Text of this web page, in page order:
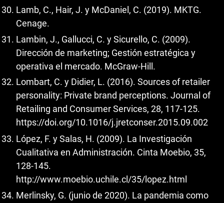
Lamb, C., Hair, J. y McDaniel, C. (2019). MKTG.
Cenage.
Lambin, J., Gallucci, C. y Sicurello, C. (2009).
Dirección de marketing; Gestión estratégica y
operativa el mercado. McGraw-Hill.
Lombart, C. y Didier, L. (2016). Sources of retailer
personality: Private brand perceptions. Journal of
Retailing and Consumer Services, 28, 117-125.
https://doi.org/10.1016/j.jretconser.2015.09.002
López, F. y Salas, H. (2009). La Investigación
Cualitativa en Administración. Cinta Moebio, 35,
128-145.
http://www.moebio.uchile.cl/35/lopez.html
Merlinsky, G. (junio de 2020). La pandemia como